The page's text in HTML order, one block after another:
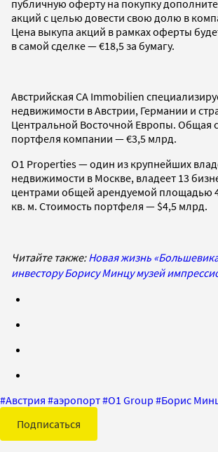
публичную оферту на покупку
акций с целью довести свою долю в
Цена выкупа акций в рамках оферты
в самой сделке — €18,5 за бумагу.
Австрийская CA Immobilien
недвижимости в Австрии, Германии и
Центральной Восточной Европы. Общая
портфеля компании — €3,5 млрд.
O1 Properties — один из крупнейших
недвижимости в Москве, владеет 13
центрами общей арендуемой площадью
кв. м. Стоимость портфеля — $4,5 млрд.
Читайте также:Новая жизнь
инвестору Борису Минцу музей
#Австрия #аэропорт#О1 Group #Борис
Подписаться